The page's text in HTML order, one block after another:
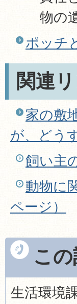
物の
ポッチ
関連
家の敷
が、どう
飼い主
動物に
ページ）
こ
生活環境